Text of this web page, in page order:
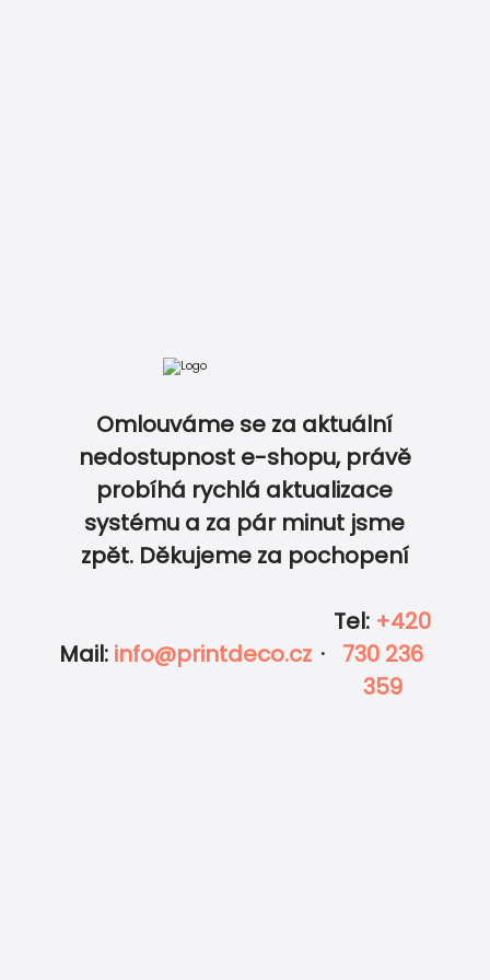
Omlouváme se za aktuální
nedostupnost e-shopu, právě
probíhá rychlá aktualizace
systému a za pár minut jsme
zpět. Děkujeme za pochopení
Mail: info@printdeco.cz ·
Tel: +420
730 236
359
DOKONALE SLADĚNÝ SVATEBNÍ SET…